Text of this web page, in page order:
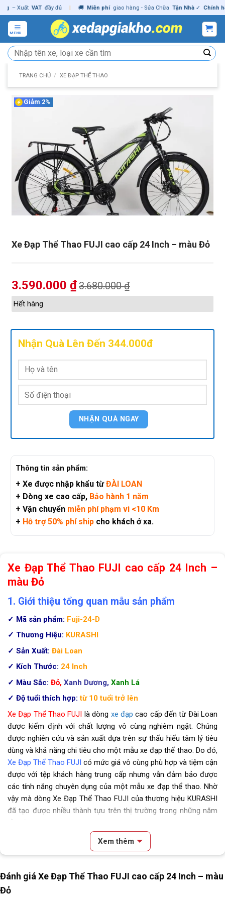
Skip
to
content
Xuất VAT đầy đủ | 🚚 Miễn phí giao hàng - Sửa Chữa Tận Nhà ✓ Chính hãng
MENU
Tìm
kiếm:
TRANG CHỦ / XE ĐẠP THỂ THAO
Xe Đạp Thể Thao FUJI cao cấp 24 Inch – màu Đỏ
Giảm 2%
3.590.000 ₫3.680.000₫
Hết hàng
Nhận Quà Lên Đến 344.000đ
Thông tin sản phẩm:
+ Xe được nhập khẩu từĐÀI LOAN
+ Dòng xe cao cấp, Bảo hành 1 năm
+ Vận chuyển miễn phí phạm vi <10 Km
+ Hỗ trợ 50% phí ship cho khách ở xa.
Xe Đạp Thể Thao FUJI cao cấp 24 Inch –
màu Đỏ
1. Giới thiệu tổng quan mẫu sản phẩm
✓ Mã sản phẩm: Fuji-24-D
✓ Thương Hiệu: KURASHI
✓ Sản Xuất: Đài Loan
✓ Kích Thước: 24 Inch
✓ Màu Sắc: Đỏ, Xanh Dương, Xanh Lá
✓ Độ tuổi thích hợp:từ 10 tuổi trở lên
Xe Đạp Thể Thao FUJI là dòng xe đạp cao cấp đến từ Đài Loan
được kiểm định với chất lượng vô cùng nghiêm ngặt. Chúng
được nghiên cứu và sản xuất dựa trên sự thấu hiểu tâm lý tiêu
dùng và khả năng chi tiêu cho một mẫu xe đạp thể thao. Do đó,
Xe Đạp Thể Thao FUJI có mức giá vô cùng phù hợp và tiệm cận
được với tệp khách hàng trung cấp nhưng vẫn đảm bảo được
các tính năng chuyên dụng của một mẫu xe đạp thể thao. Nhờ
vậy mà dòng Xe Đạp Thể Thao FUJI của thương hiệu KURASHI
đã tạo được nhiều thành tựu trên thị trường trong những năm
gần đây.
2. Thông tin chi tiết mẫu Xe Đạp Thể Thao
FUJI
[table id=186 /]
Địa Chỉ Các Cửa Hàng Xe Đạp Giá Kho:
Xem thêm
Đánh giá Xe Đạp Thể Thao FUJI cao cấp 24 Inch – màu
Đỏ